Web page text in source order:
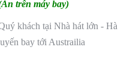
trên máy bay)
khách tại Nhà hát lớn - Hà
bay tới Austrailia